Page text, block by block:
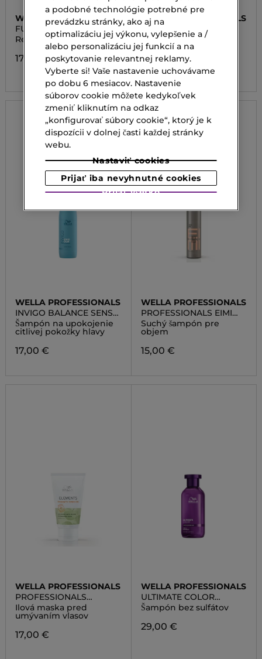
WELLA PROFESSIONALS
FUSION RESTORATIVE
STRENGHTHENING
SHAMPOO
Regeneračný šampón
17,00 €
WELLA PROFESSIONALS
INVIGO COLOR
BRILLIANCE SHAMPOO
Šampón na jemné a
farbené vlasy
17,00 €
WELLA PROFESSIONALS
INVIGO BALANCE SENSO
CALM
Šampón na upokojenie
citlivej pokožky hlavy
17,00 €
WELLA PROFESSIONALS
PROFESSIONALS EIMI
VOLUME DRY ME
Suchý šampón pre
objem
15,00 €
WELLA PROFESSIONALS
PROFESSIONALS
ELEMENTS PURIFYING
PRE-SHAMPOO CLAY
Ilová maska pred
umývaním vlasov
17,00 €
WELLA PROFESSIONALS
ULTIMATE COLOR
SHAMPOO
Šampón bez sulfátov
29,00 €
a podobné technológie potrebné pre
prevádzku stránky, ako aj na
optimalizáciu jej výkonu, vylepšenie a /
alebo personalizáciu jej funkcií a na
poskytovanie relevantnej reklamy.
Vyberte si! Vaše nastavenie uchovávame
po dobu 6 mesiacov. Nastavenie
súborov cookie môžete kedykoľvek
zmeniť kliknutím na odkaz
„konfigurovať súbory cookie“, ktorý je k
dispozícii v dolnej časti každej stránky
webu.
Nastaviť cookies
Prijať iba nevyhnutné cookies
Prijať všetko